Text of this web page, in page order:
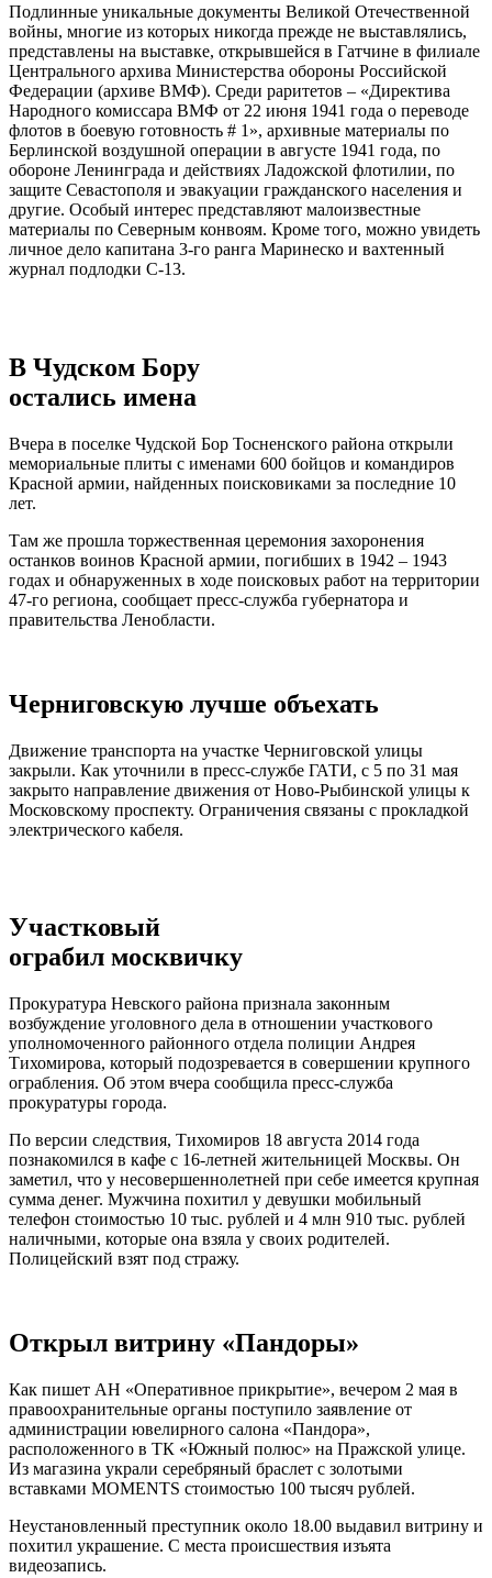
Подлинные уникальные документы Великой Отечественной
войны, многие из которых никогда прежде не выставлялись,
представлены на выставке, открывшейся в Гатчине в филиале
Центрального архива Министерства обороны Российской
Федерации (архиве ВМФ). Среди раритетов – «Директива
Народного комиссара ВМФ от 22 июня 1941 года о переводе
флотов в боевую готовность # 1», архивные материалы по
Берлинской воздушной операции в августе 1941 года, по
обороне Ленинграда и действиях Ладожской флотилии, по
защите Севастополя и эвакуации гражданского населения и
другие. Особый интерес представляют малоизвестные
материалы по Северным конвоям. Кроме того, можно увидеть
личное дело капитана 3-го ранга Маринеско и вахтенный
журнал подлодки С-13.
В Чудском Бору
остались имена
Вчера в поселке Чудской Бор Тосненского района открыли
мемориальные плиты с именами 600 бойцов и командиров
Красной армии, найденных поисковиками за последние 10
лет.
Там же прошла торжественная церемония захоронения
останков воинов Красной армии, погибших в 1942 – 1943
годах и обнаруженных в ходе поисковых работ на территории
47-го региона, сообщает пресс-служба губернатора и
правительства Ленобласти.
Черниговскую лучше объехать
Движение транспорта на участке Черниговской улицы
закрыли. Как уточнили в пресс-службе ГАТИ, с 5 по 31 мая
закрыто направление движения от Ново-Рыбинской улицы к
Московскому проспекту. Ограничения связаны с прокладкой
электрического кабеля.
Участковый
ограбил москвичку
Прокуратура Невского района признала законным
возбуждение уголовного дела в отношении участкового
уполномоченного районного отдела полиции Андрея
Тихомирова, который подозревается в совершении крупного
ограбления. Об этом вчера сообщила пресс-служба
прокуратуры города.
По версии следствия, Тихомиров 18 августа 2014 года
познакомился в кафе с 16-летней жительницей Москвы. Он
заметил, что у несовершеннолетней при себе имеется крупная
сумма денег. Мужчина похитил у девушки мобильный
телефон стоимостью 10 тыс. рублей и 4 млн 910 тыс. рублей
наличными, которые она взяла у своих родителей.
Полицейский взят под стражу.
Открыл витрину «Пандоры»
Как пишет АН «Оперативное прикрытие», вечером 2 мая в
правоохранительные органы поступило заявление от
администрации ювелирного салона «Пандора»,
расположенного в ТК «Южный полюс» на Пражской улице.
Из магазина украли серебряный браслет с золотыми
вставками MOMENTS стоимостью 100 тысяч рублей.
Неустановленный преступник около 18.00 выдавил витрину и
похитил украшение. С места происшествия изъята
видеозапись.